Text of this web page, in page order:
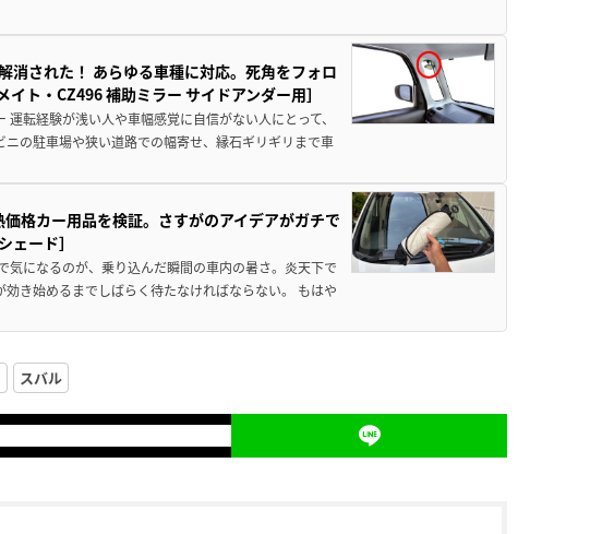
消された！ あらゆる車種に対応。死角をフォロ
ト・CZ496 補助ミラー サイドアンダー用］
転経験が浅い人や車幅感覚に自信がない人にとって、
の駐車場や狭い道路での幅寄せ、縁石ギリギリまで車
格カー用品を検証。さすがのアイデアがガチで
ード］
になるのが、乗り込んだ瞬間の車内の暑さ。炎天下で
き始めるまでしばらく待たなければならない。 もはや
スバル